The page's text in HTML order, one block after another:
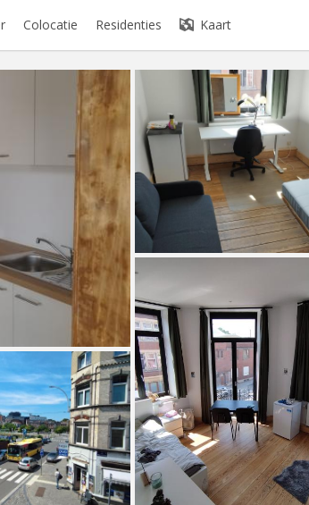
Colocatie Residenties Kaart